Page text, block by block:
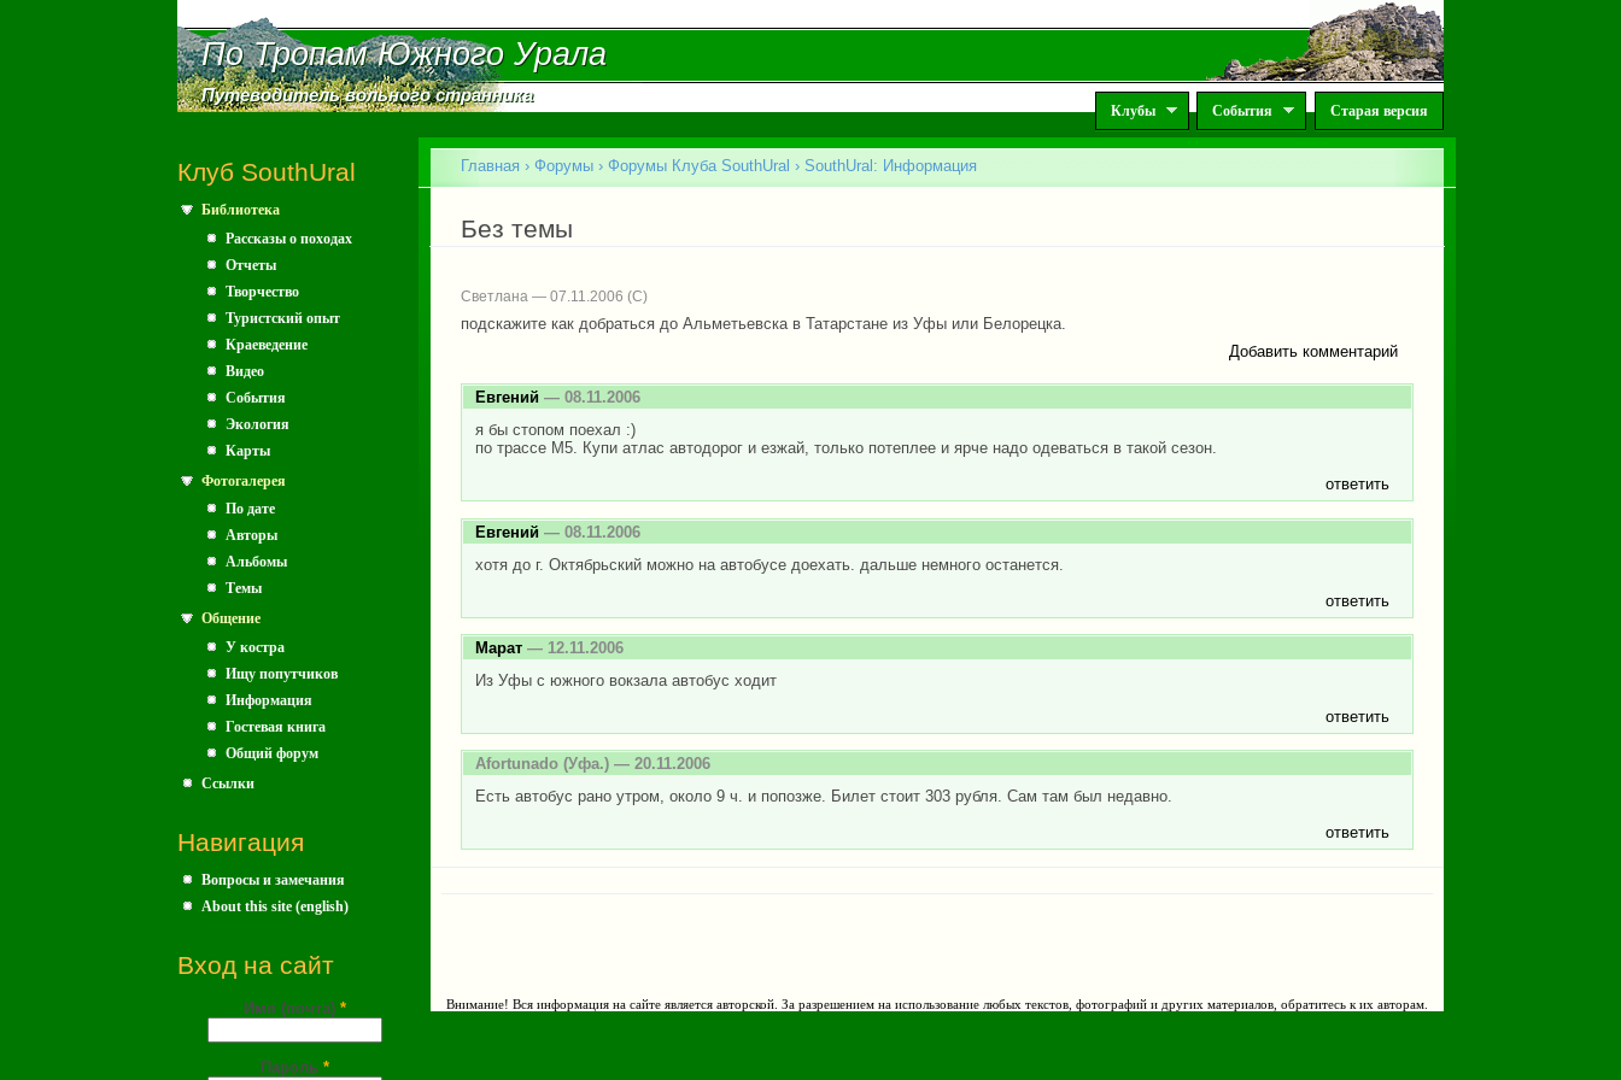
По Тропам Южного Урала
По Тропам Южного Урала
Путеводитель вольного странника
Путеводитель вольного странника
Клубы События Старая версия
Клуб SouthUral
Библиотека
Рассказы о походах
Отчеты
Творчество
Туристский опыт
Краеведение
Видео
События
Экология
Карты
Фотогалерея
По дате
Авторы
Альбомы
Темы
Общение
У костра
Ищу попутчиков
Информация
Гостевая книга
Общий форум
Ссылки
Навигация
Вопросы и замечания
About this site (english)
Вход на сайт
Имя (почта) *
Пароль *
Вы здесь
Главная › Форумы › Форумы Клуба SouthUral › SouthUral: Информация
Без темы
Светлана — 07.11.2006
подскажите как добраться до Альметьевска в Татарстане из Уфы или Белорецка.
Добавить комментарий
Евгений — 08.11.2006
я бы стопом поехал :)
по трассе М5. Купи атлас автодорог и езжай, только потеплее и ярче надо одеваться в такой сезон.
ответить
Евгений — 08.11.2006
хотя до г. Октябрьский можно на автобусе доехать. дальше немного останется.
ответить
Марат — 12.11.2006
Из Уфы с южного вокзала автобус ходит
ответить
Afortunado (Уфа.) — 20.11.2006
Есть автобус рано утром, около 9 ч. и попозже. Билет стоит 303 рубля. Сам там был недавно.
ответить
Внимание! Вся информация на сайте является авторской. За разрешением на использование любых текстов, фотографий и других материалов, обратитесь к их авторам.